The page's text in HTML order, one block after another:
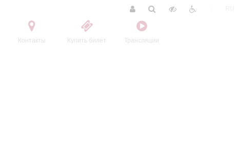
Контакты Купить билет Трансляции